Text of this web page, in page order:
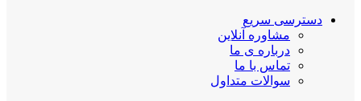
دسترسی سریع
مشاوره آنلاین
درباره ی ما
تماس با ما
سوالات متداول